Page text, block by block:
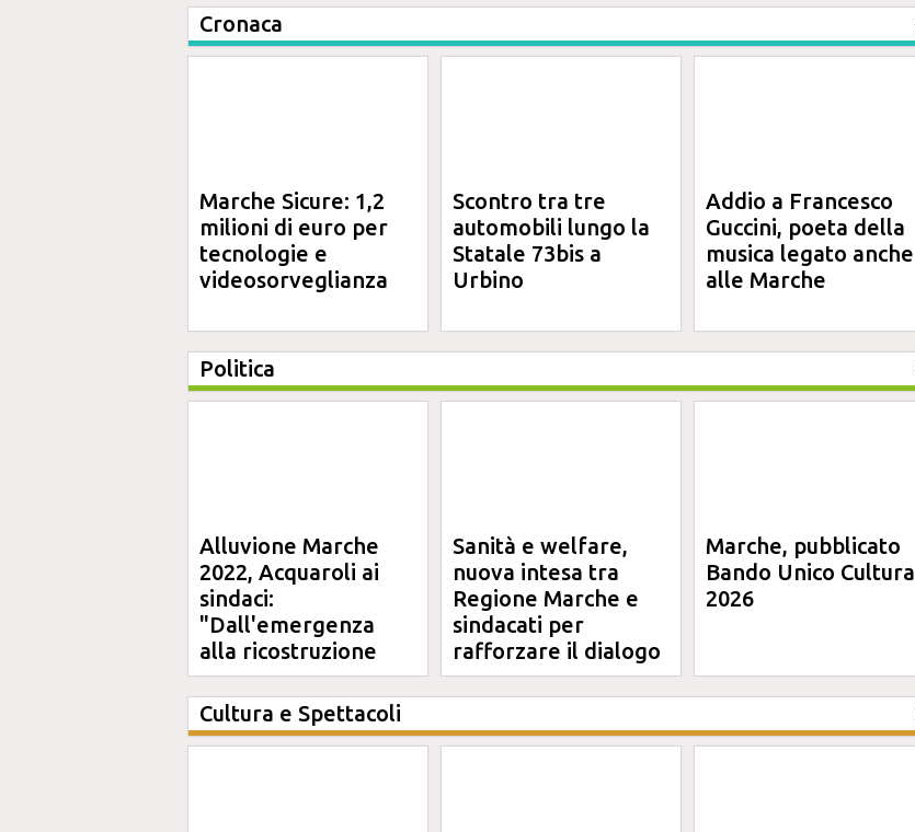
Cronaca
Marche Sicure: 1,2
milioni di euro per
tecnologie e
videosorveglianza
Scontro tra tre
automobili lungo la
Statale 73bis a
Urbino
Addio a Francesco
Guccini, poeta della
musica legato anche
alle Marche
Politica
Alluvione Marche
2022, Acquaroli ai
sindaci:
"Dall'emergenza
alla ricostruzione
definitiva"
Sanità e welfare,
nuova intesa tra
Regione Marche e
sindacati per
rafforzare il dialogo
Marche, pubblicato
Bando Unico Cultura
2026
Cultura e Spettacoli